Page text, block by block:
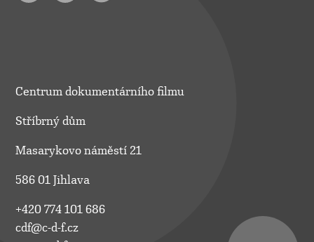
Centrum dokumentárního filmu
Stříbrný dům
Masarykovo náměstí 21
586 01 Jihlava
+420 774 101 686
cdf@c-d-f.cz